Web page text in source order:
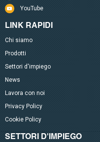
YouTube
LINK RAPIDI
Chi siamo
Prodotti
Settori d'impiego
News
Lavora con noi
Privacy Policy
Cookie Policy
SETTORI D'IMPIEGO